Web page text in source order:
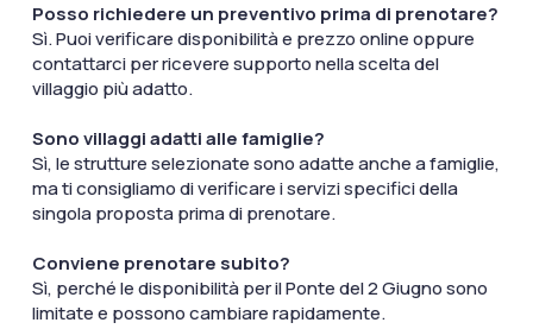
Posso richiedere un preventivo prima di prenotare?
Sì. Puoi verificare disponibilità e prezzo online oppure
contattarci per ricevere supporto nella scelta del
villaggio più adatto.
Sono villaggi adatti alle famiglie?
Sì, le strutture selezionate sono adatte anche a famiglie,
ma ti consigliamo di verificare i servizi specifici della
singola proposta prima di prenotare.
Conviene prenotare subito?
Sì, perché le disponibilità per il Ponte del 2 Giugno sono
limitate e possono cambiare rapidamente.